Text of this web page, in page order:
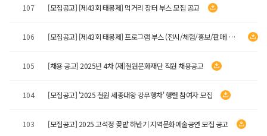
107 [모집공고] [제43회 태봉제] 먹거리 장터 부스 모집 공고
106 [모집공고] [제43회 태봉제] 프로그램 부스 (전시/체험/홍보/판매) 모집 공고
105 [채용 공고] 2025년 4차 (재)철원문화재단 직원 채용공고
104 [모집공고] '2025 철원 세종대왕 강무행차' 행렬 참여자 모집
103 [모집공고] 2025 고석정 꽃밭 하반기 지역문화예술공연 모집 공고